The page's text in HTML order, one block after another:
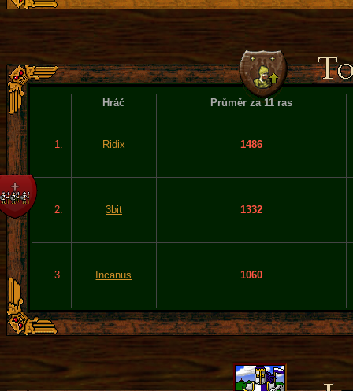
Hráč Průměr za 11 ras
1. Ridix 1486
2. 3bit 1332
3. Incanus 1060